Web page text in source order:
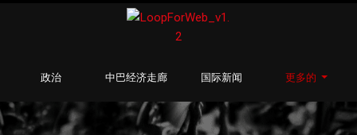
政治 中巴经济走廊 国际新闻 更多的